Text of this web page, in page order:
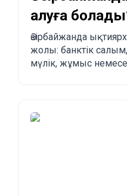
алуға
Әзірбайжанда
жолы: банктік
мүлік, жұмыс